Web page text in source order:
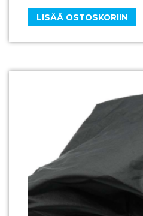
LISÄÄ OSTOSKORIIN